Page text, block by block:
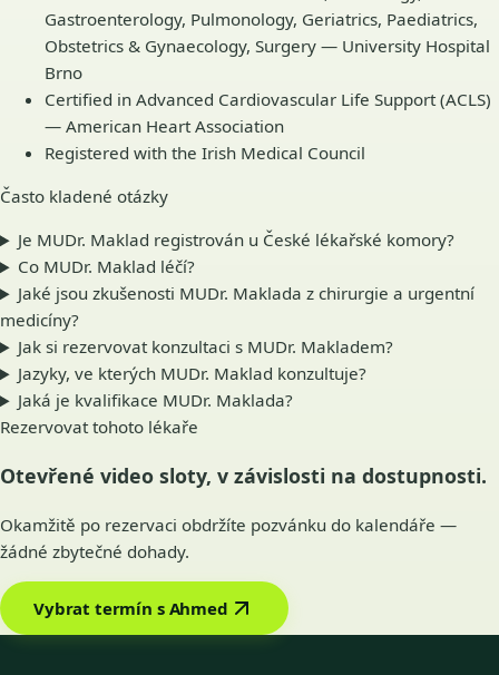
Gastroenterology, Pulmonology, Geriatrics, Paediatrics,
Obstetrics & Gynaecology, Surgery — University Hospital
Brno
Certified in Advanced Cardiovascular Life Support (ACLS)
— American Heart Association
Registered with the Irish Medical Council
Často kladené otázky
Je MUDr. Maklad registrován u České lékařské komory?
Co MUDr. Maklad léčí?
Jaké jsou zkušenosti MUDr. Maklada z chirurgie a urgentní
medicíny?
Jak si rezervovat konzultaci s MUDr. Makladem?
Jazyky, ve kterých MUDr. Maklad konzultuje?
Jaká je kvalifikace MUDr. Maklada?
Rezervovat tohoto lékaře
Otevřené video sloty, v závislosti na dostupnosti.
Okamžitě po rezervaci obdržíte pozvánku do kalendáře —
žádné zbytečné dohady.
Vybrat termín s Ahmed